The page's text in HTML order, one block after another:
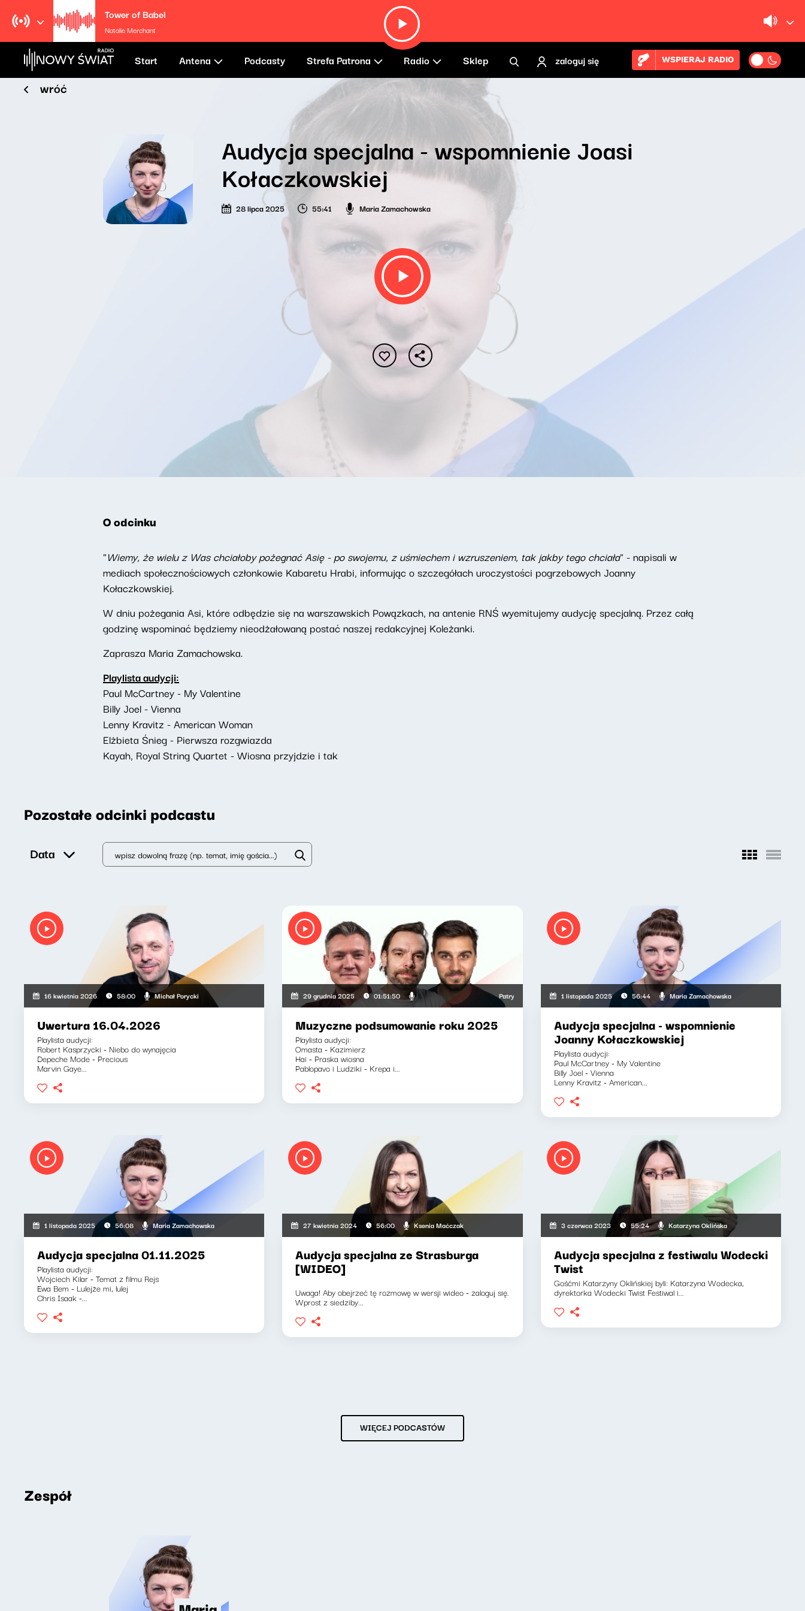
Tower of Babel
Natalie Merchant
Start Antena Podcasty Strefa Patrona Radio Sklep zaloguj się WSPIERAJ RADIO
wróć
Audycja specjalna - wspomnienie Joasi
Kołaczkowskiej
28 lipca 2025 55:41 Maria Zamachowska
O odcinku
"Wiemy, że wielu z Was chciałoby pożegnać Asię - po swojemu, z uśmiechem i wzruszeniem, tak jakby tego chciała" - napisali w
mediach społecznościowych członkowie Kabaretu Hrabi, informując o szczegółach uroczystości pogrzebowych Joanny
Kołaczkowskiej.
W dniu pożegania Asi, które odbędzie się na warszawskich Powązkach, na antenie RNŚ wyemitujemy audycję specjalną. Przez całą
godzinę wspominać będziemy nieodżałowaną postać naszej redakcyjnej Koleżanki.
Zaprasza Maria Zamachowska.
Playlista audycji:
Paul McCartney - My Valentine
Billy Joel - Vienna
Lenny Kravitz - American Woman
Elżbieta Śnieg - Pierwsza rozgwiazda
Kayah, Royal String Quartet - Wiosna przyjdzie i tak
Pozostałe odcinki podcastu
Data
16 kwietnia 2026 58:00 Michał Porycki
Uwertura 16.04.2026
Playlista audycji:
Robert Kasprzycki - Niebo do wynajęcia
Depeche Mode - Precious
Marvin Gaye...
29 grudnia 2025 01:51:50 Patryk Rabiega, Jakub Ferlin, Maciej Zambon
Muzyczne podsumowanie roku 2025
Playlista audycji:
Omasta - Kazimierz
Hai - Praska wiosna
Pablopavo i Ludziki - Krepa i...
1 listopada 2025 56:44 Maria Zamachowska
Audycja specjalna - wspomnienie
Joanny Kołaczkowskiej
Playlista audycji:
Paul McCartney - My Valentine
Billy Joel - Vienna
Lenny Kravitz - American...
1 listopada 2025 56:08 Maria Zamachowska
Audycja specjalna 01.11.2025
Playlista audycji:
Wojciech Kilar - Temat z filmu Rejs
Ewa Bem - Lulejże mi, lulej
Chris Isaak -...
27 kwietnia 2024 56:00 Ksenia Maćczak
Audycja specjalna ze Strasburga
[WIDEO]
Uwaga! Aby obejrzeć tę rozmowę w wersji wideo - zaloguj się.
Wprost z siedziby...
3 czerwca 2023 55:24 Katarzyna Oklińska
Audycja specjalna z festiwalu Wodecki
Twist
Gośćmi Katarzyny Oklińskiej byli: Katarzyna Wodecka,
dyrektorka Wodecki Twist Festiwal i...
WIĘCEJ PODCASTÓW
Zespół